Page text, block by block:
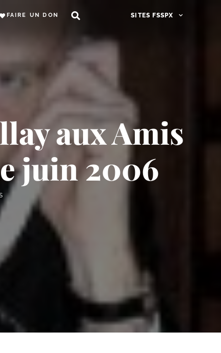
FAIRE UN DON SITES FSSPX
aux Amis
juin 2006